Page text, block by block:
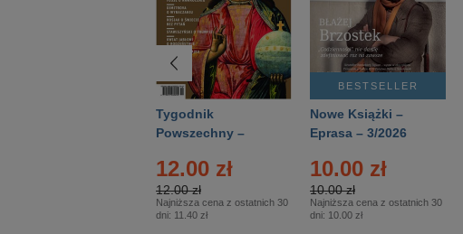
Tygodnik
Powszechny –
12.00 zł
12.00 zł
Najniższa cena z ostatnich 30
dni: 11.40 zł
BESTSELLER
Nowe Książki –
Eprasa – 3/2026
10.00 zł
10.00 zł
Najniższa cena z ostatnich 30
dni: 10.00 zł